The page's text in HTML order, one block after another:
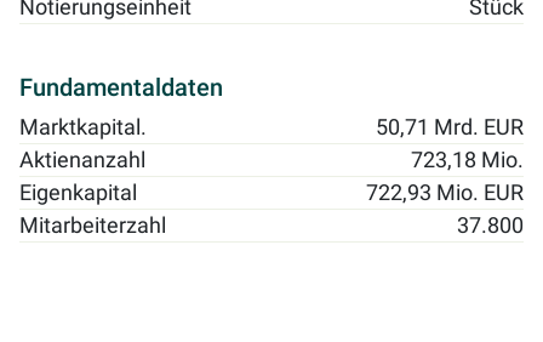
Notierungseinheit
Stück
Fundamentaldaten
Marktkapital.
50,71 Mrd. EUR
Aktienanzahl
723,18 Mio.
Eigenkapital
722,93 Mio. EUR
Mitarbeiterzahl
37.800